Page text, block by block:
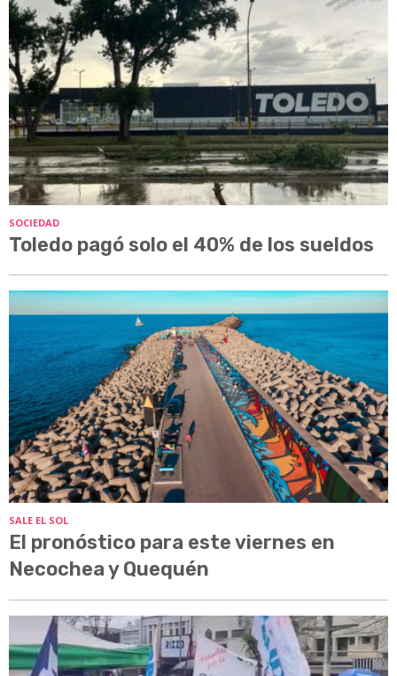
SOCIEDAD
Toledo pagó solo el 40% de los sueldos
SALE EL SOL
El pronóstico para este viernes en
Necochea y Quequén